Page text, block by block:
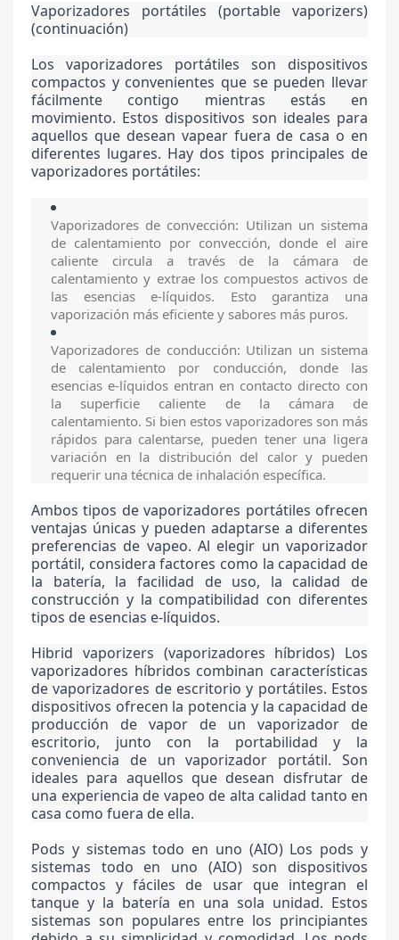
Vaporizadores portátiles (portable vaporizers)
(continuación)
Los vaporizadores portátiles son dispositivos
compactos y convenientes que se pueden llevar
fácilmente contigo mientras estás en
movimiento. Estos dispositivos son ideales para
aquellos que desean vapear fuera de casa o en
diferentes lugares. Hay dos tipos principales de
vaporizadores portátiles:
Vaporizadores de convección: Utilizan un sistema
de calentamiento por convección, donde el aire
caliente circula a través de la cámara de
calentamiento y extrae los compuestos activos de
las esencias e-líquidos. Esto garantiza una
vaporización más eficiente y sabores más puros.
Vaporizadores de conducción: Utilizan un sistema
de calentamiento por conducción, donde las
esencias e-líquidos entran en contacto directo con
la superficie caliente de la cámara de
calentamiento. Si bien estos vaporizadores son más
rápidos para calentarse, pueden tener una ligera
variación en la distribución del calor y pueden
requerir una técnica de inhalación específica.
Ambos tipos de vaporizadores portátiles ofrecen
ventajas únicas y pueden adaptarse a diferentes
preferencias de vapeo. Al elegir un vaporizador
portátil, considera factores como la capacidad de
la batería, la facilidad de uso, la calidad de
construcción y la compatibilidad con diferentes
tipos de esencias e-líquidos.
Hibrid vaporizers (vaporizadores híbridos) Los
vaporizadores híbridos combinan características
de vaporizadores de escritorio y portátiles. Estos
dispositivos ofrecen la potencia y la capacidad de
producción de vapor de un vaporizador de
escritorio, junto con la portabilidad y la
conveniencia de un vaporizador portátil. Son
ideales para aquellos que desean disfrutar de
una experiencia de vapeo de alta calidad tanto en
casa como fuera de ella.
Pods y sistemas todo en uno (AIO) Los pods y
sistemas todo en uno (AIO) son dispositivos
compactos y fáciles de usar que integran el
tanque y la batería en una sola unidad. Estos
sistemas son populares entre los principiantes